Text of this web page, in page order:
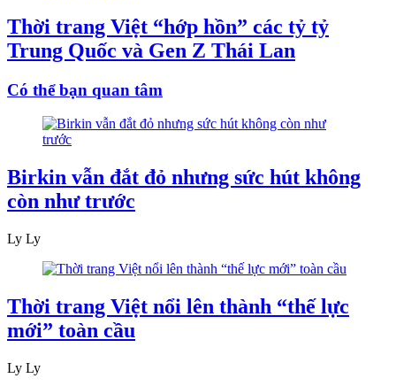
Thời trang Việt “hớp hồn” các tỷ tỷ
Trung Quốc và Gen Z Thái Lan
Có thể bạn quan tâm
Birkin vẫn đắt đỏ nhưng sức hút không
còn như trước
Ly Ly
Thời trang Việt nổi lên thành “thế lực
mới” toàn cầu
Ly Ly